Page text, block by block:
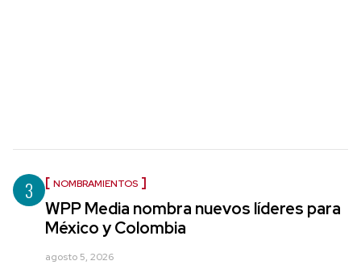
3 NOMBRAMIENTOS
WPP Media nombra nuevos líderes para
México y Colombia
agosto 5, 2026